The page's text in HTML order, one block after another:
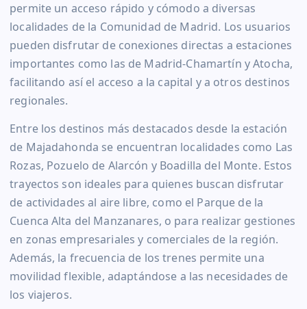
permite un acceso rápido y cómodo a diversas
localidades de la Comunidad de Madrid. Los usuarios
pueden disfrutar de conexiones directas a estaciones
importantes como las de Madrid-Chamartín y Atocha,
facilitando así el acceso a la capital y a otros destinos
regionales.
Entre los destinos más destacados desde la estación
de Majadahonda se encuentran localidades como Las
Rozas, Pozuelo de Alarcón y Boadilla del Monte. Estos
trayectos son ideales para quienes buscan disfrutar
de actividades al aire libre, como el Parque de la
Cuenca Alta del Manzanares, o para realizar gestiones
en zonas empresariales y comerciales de la región.
Además, la frecuencia de los trenes permite una
movilidad flexible, adaptándose a las necesidades de
los viajeros.